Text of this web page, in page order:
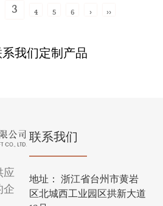
3 4 5 6 › ››
我们定制产品
应
企
联系我们
地址：浙江省台州市黄岩
区北城西工业园区拱新大道